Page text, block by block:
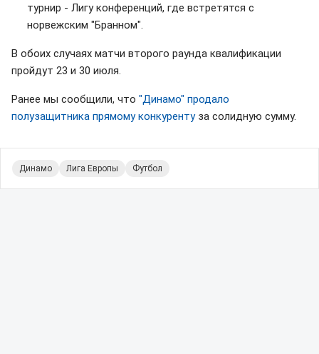
турнир - Лигу конференций, где встретятся с
норвежским "Бранном".
В обоих случаях матчи второго раунда квалификации
пройдут 23 и 30 июля.
Ранее мы сообщили, что "Динамо" продало
полузащитника прямому конкурентуза солидную сумму.
Динамо Лига Европы Футбол